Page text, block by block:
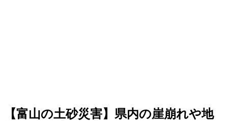
【富山の土砂災害】県内の崖崩れや地